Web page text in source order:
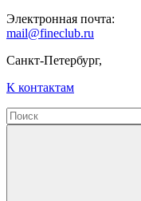
Электронная почта:
mail@fineclub.ru
Санкт-Петербург,
К контактам